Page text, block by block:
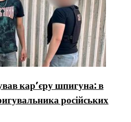
кар’єру шпигуна: в
російських